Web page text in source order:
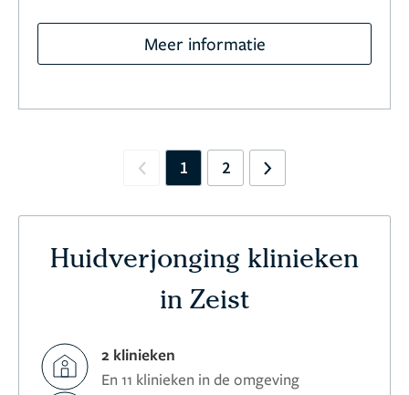
Meer informatie
Previous
1 2 Next
Huidverjonging klinieken
in Zeist
2 klinieken
En 11 klinieken in de omgeving